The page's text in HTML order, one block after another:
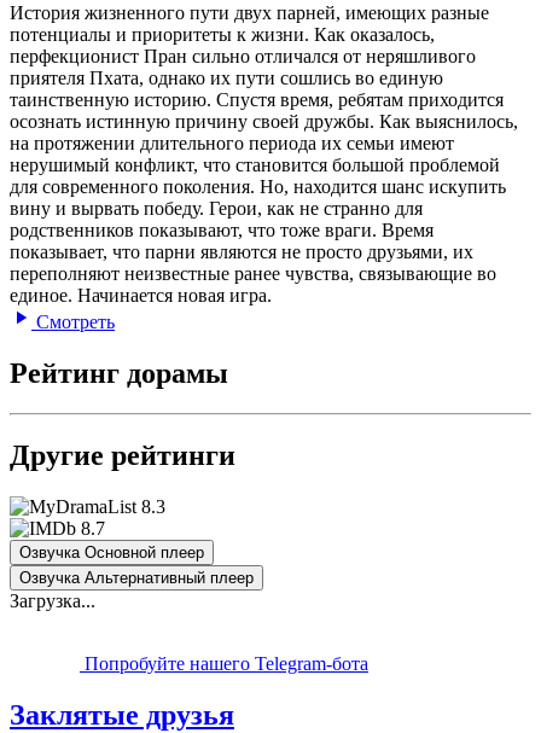
История жизненного пути двух парней, имеющих разные
потенциалы и приоритеты к жизни. Как оказалось,
перфекционист Пран сильно отличался от неряшливого
приятеля Пхата, однако их пути сошлись во единую
таинственную историю. Спустя время, ребятам приходится
осознать истинную причину своей дружбы. Как выяснилось,
на протяжении длительного периода их семьи имеют
нерушимый конфликт, что становится большой проблемой
для современного поколения. Но, находится шанс искупить
вину и вырвать победу. Герои, как не странно для
родственников показывают, что тоже враги. Время
показывает, что парни являются не просто друзьями, их
переполняют неизвестные ранее чувства, связывающие во
единое. Начинается новая игра.
Смотреть
Рейтинг дорамы
Другие рейтинги
8.3
8.7
Озвучка Основной плеер
Озвучка Альтернативный плеер
Загрузка...
Попробуйте нашего Telegram-бота
Заклятые друзья